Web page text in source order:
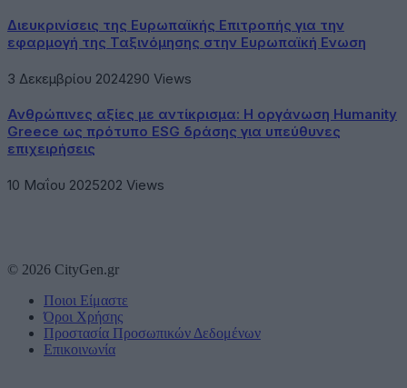
Διευκρινίσεις της Ευρωπαϊκής Επιτροπής για την
εφαρμογή της Ταξινόμησης στην Ευρωπαϊκή Ενωση
3 Δεκεμβρίου 2024290 Views
Ανθρώπινες αξίες με αντίκρισμα: Η οργάνωση Humanity
Greece ως πρότυπο ESG δράσης για υπεύθυνες
επιχειρήσεις
10 Μαΐου 2025202 Views
© 2026 CityGen.gr
Ποιοι Είμαστε
Όροι Χρήσης
Προστασία Προσωπικών Δεδομένων
Επικοινωνία